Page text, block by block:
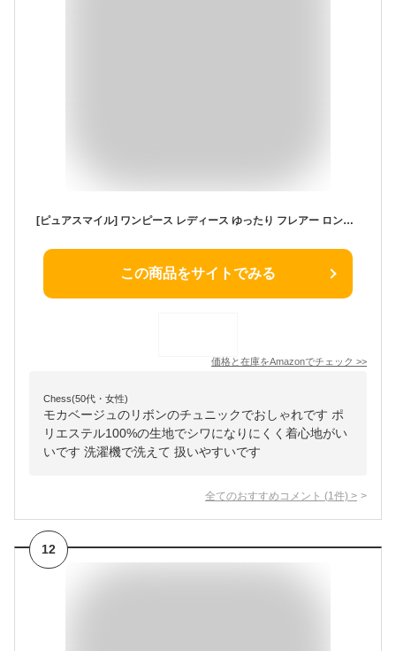
[ピュアスマイル] ワンピース レディース ゆったり フレアー ロング Ａライン 袖リボン シャツ 春 40代 50代 s3044
この商品をサイトでみる
価格と在庫をAmazonでチェック >>
Chess(50代・女性)
モカベージュのリボンのチュニックでおしゃれです ポ
リエステル100%の生地でシワになりにくく着心地がい
いです 洗濯機で洗えて 扱いやすいです
全てのおすすめコメント (1 件) >
12